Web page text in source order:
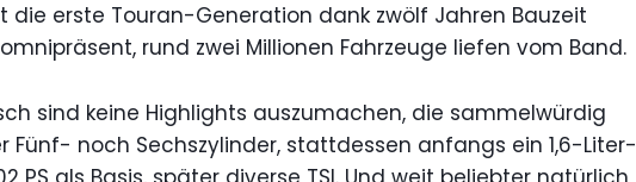
die erste Touran-Generation dank zwölf Jahren Bauzeit
rund zwei Millionen Fahrzeuge liefen vom Band.
sind keine Highlights auszumachen, die sammelwürdig
Fünf- noch Sechszylinder, stattdessen anfangs ein 1,6-Liter-